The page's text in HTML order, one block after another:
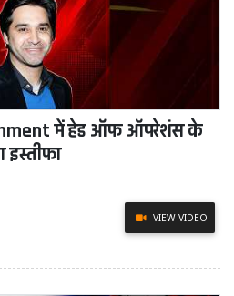
में हेड ऑफ ऑपरेशंस के
इस्तीफा
VIEW VIDEO